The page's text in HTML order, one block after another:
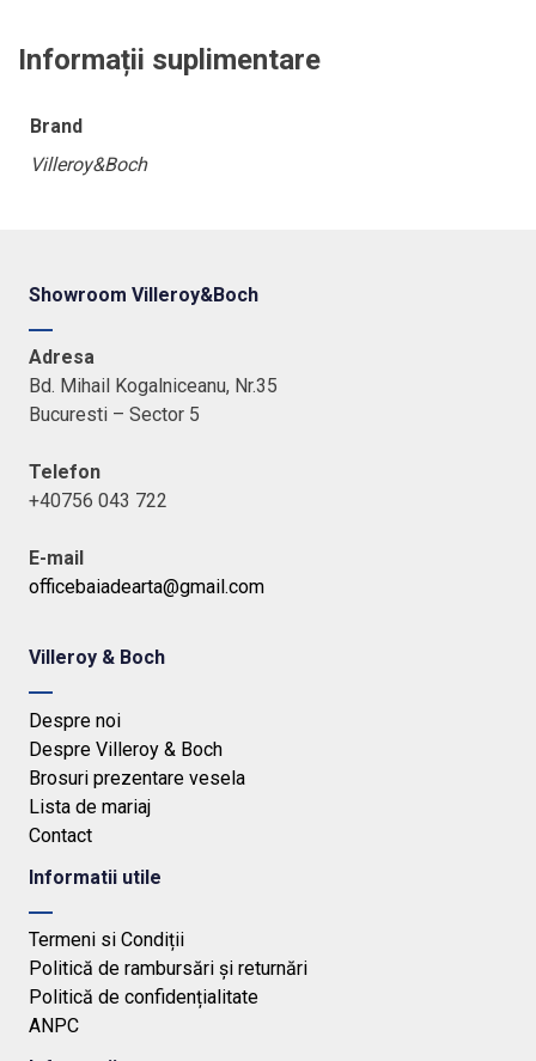
Informații suplimentare
Brand
Villeroy&Boch
Showroom Villeroy&Boch
Adresa
Bd. Mihail Kogalniceanu, Nr.35
Bucuresti – Sector 5
Telefon
+40756 043 722
E-mail
officebaiadearta@gmail.com
Villeroy & Boch
Despre noi
Despre Villeroy & Boch
Brosuri prezentare vesela
Lista de mariaj
Contact
Informatii utile
Termeni si Condiții
Politică de rambursări și returnări
Politică de confidențialitate
ANPC